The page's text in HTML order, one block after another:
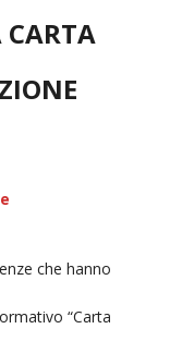
CARTA
che hanno
“Carta